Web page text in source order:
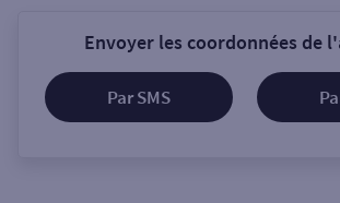
Envoyer les coordonnées de
Par SMS